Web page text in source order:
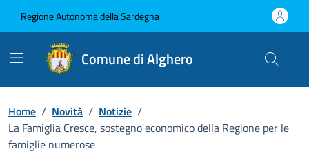
Regione Autonoma della Sardegna
Comune di Alghero
Home / Novità / Notizie /
La Famiglia Cresce, sostegno economico della Regione per le
famiglie numerose